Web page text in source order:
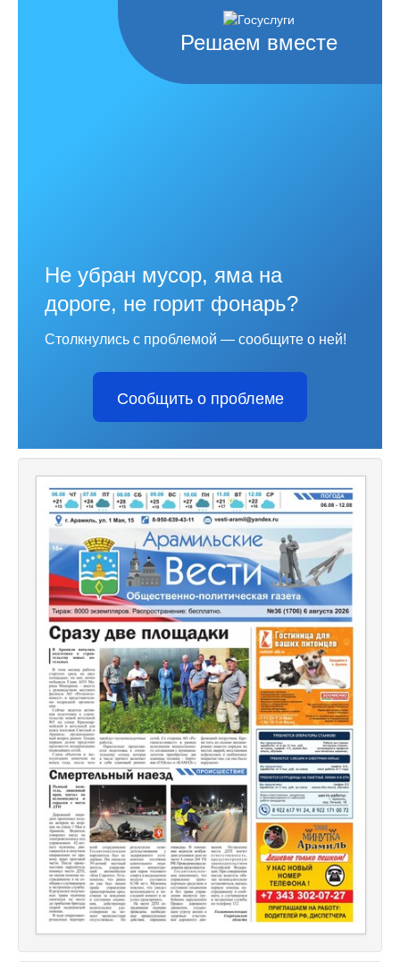
Решаем вместе
Не убран мусор, яма на
дороге, не горит фонарь?
Столкнулись с проблемой — сообщите о ней!
Сообщить о проблеме